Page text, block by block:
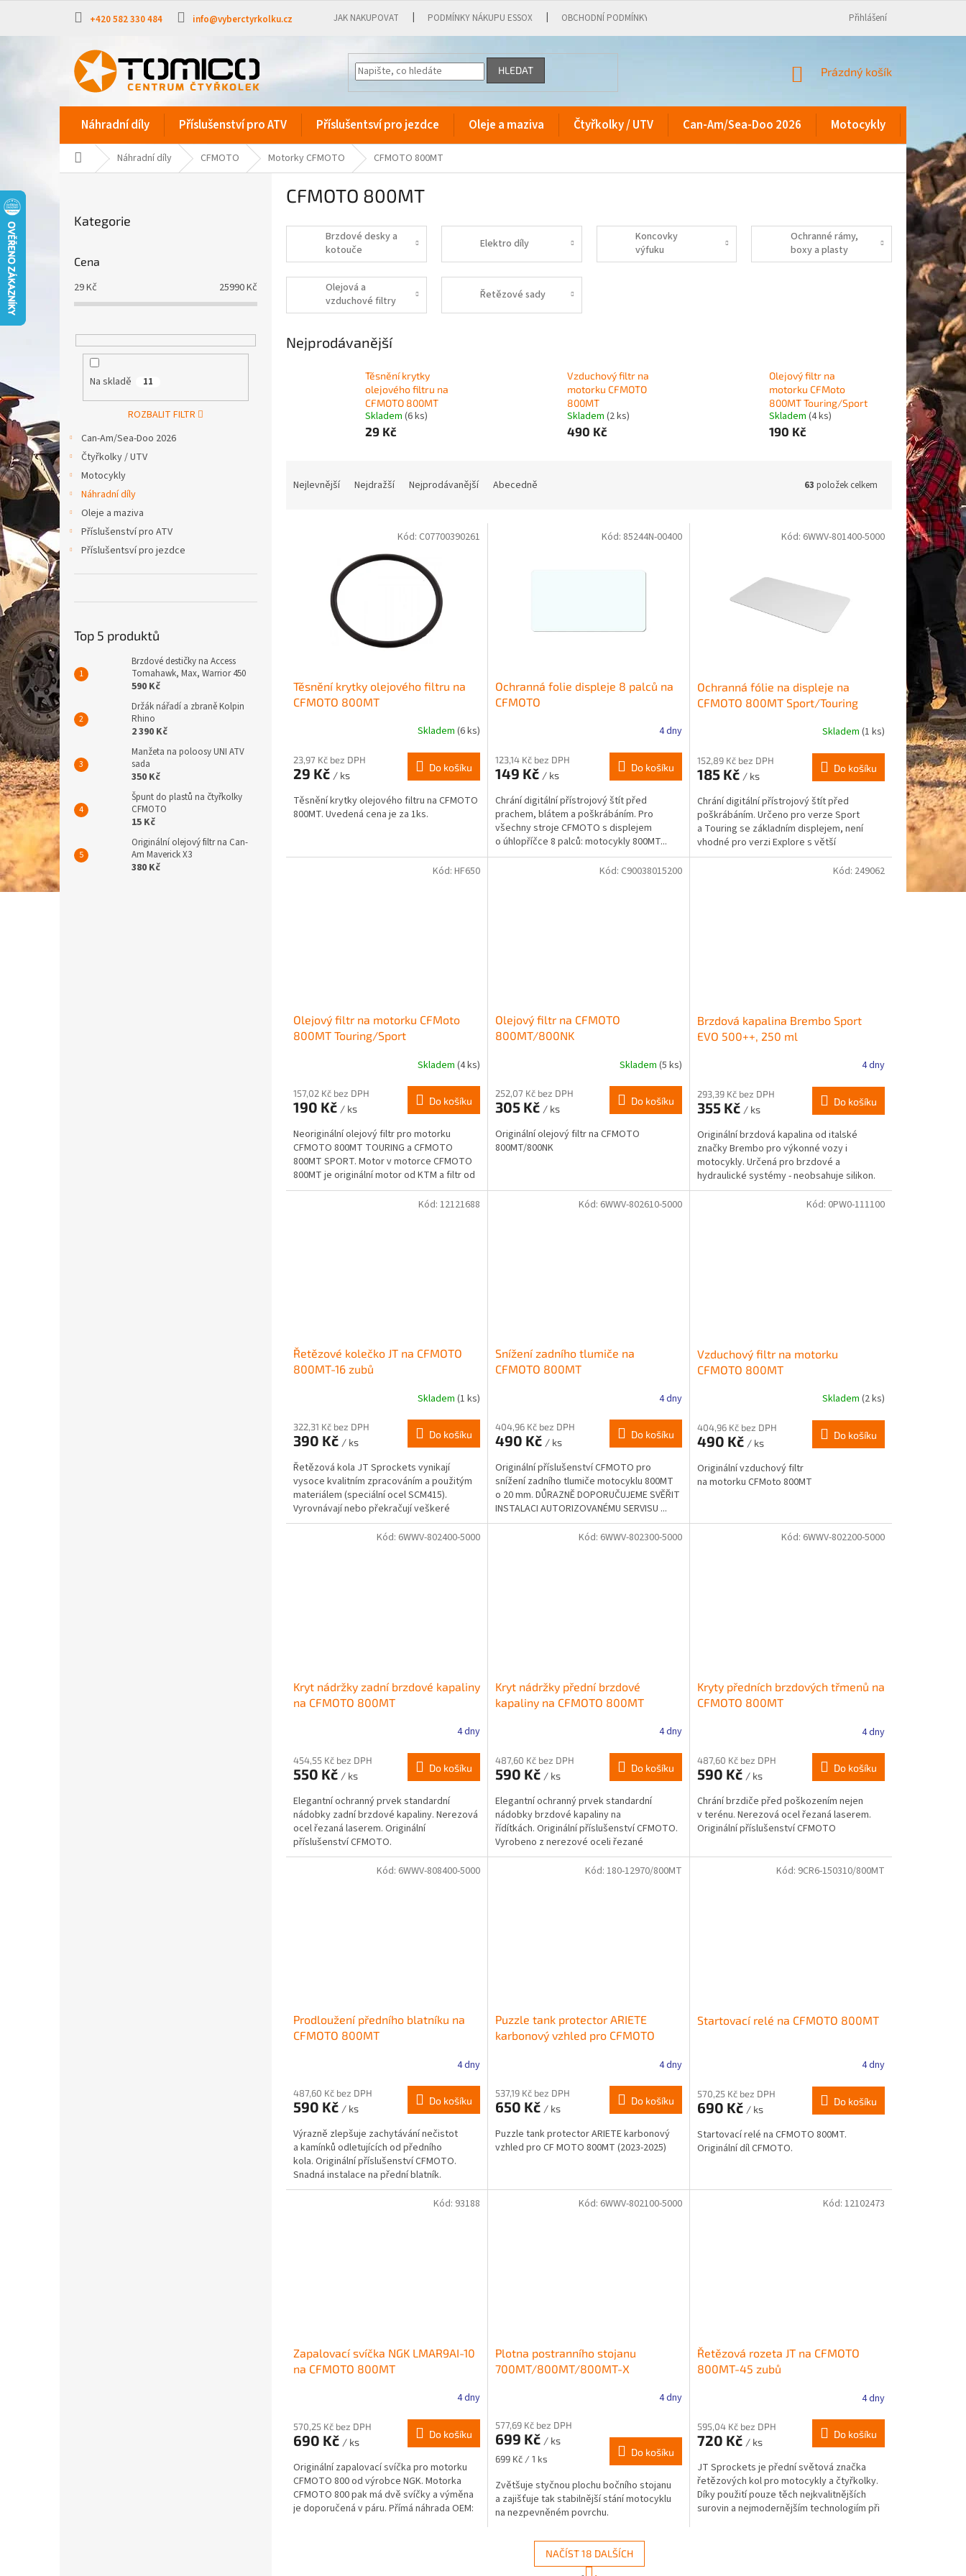
obsah
+420 582 330 484 info@vyberctyrkolku.cz JAK NAKUPOVAT PODMÍNKY NÁKUPU ESSOX OBCHODNÍ PODMÍNKY Přihlášení
HLEDAT
NÁKUPNÍ
Prázdný košík
Náhradní díly Příslušenství pro ATV Příslušentsví pro jezdce Oleje a maziva Čtyřkolky / UTV Can-Am/Sea-Doo 2026 Motocykly
Domů Náhradní díly CFMOTO Motorky CFMOTO CFMOTO 800MT
kategorie
Kategorie
Cena
29Kč 25990Kč
Na skladě 11
ROZBALIT FILTR
Can-Am/Sea-Doo 2026
Čtyřkolky / UTV
Motocykly
Náhradní díly
Oleje a maziva
Příslušenství pro ATV
Příslušentsví pro jezdce
Top 5 produktů
Brzdové destičky na Access
Tomahawk, Max, Warrior 450
590 Kč
Držák nářadí a zbraně Kolpin
Rhino
2 390 Kč
Manžeta na poloosy UNI ATV
sada
350 Kč
Špunt do plastů na čtyřkolky
CFMOTO
15 Kč
Originální olejový filtr na Can-
Am Maverick X3
380 Kč
CFMOTO 800MT
Brzdové desky a
kotouče
Elektro díly
Koncovky
výfuku
Ochranné rámy,
boxy a plasty
Olejová a
vzduchové filtry
Řetězové sady
Nejprodávanější
Těsnění krytky
olejového filtru na
CFMOTO 800MT
Skladem (6 ks)
29 Kč
Vzduchový filtr na
motorku CFMOTO
800MT
Skladem (2 ks)
490 Kč
Olejový filtr na
motorku CFMoto
800MT Touring/Sport
Skladem (4 ks)
190 Kč
Nejlevnější Nejdražší Nejprodávanější Abecedně 63 položek celkem
Těsnění krytky olejového filtru na
CFMOTO 800MT
Skladem (6 ks)
23,97 Kč bez DPH
29 Kč / ks
Do košíku
Těsnění krytky olejového filtru na CFMOTO
800MT. Uvedená cena je za 1ks.
Kód: C07700390261
Ochranná folie displeje 8 palců na
CFMOTO
4 dny
123,14 Kč bez DPH
149 Kč / ks
Do košíku
Chrání digitální přístrojový štít před
prachem, blátem a poškrábáním. Pro
všechny stroje CFMOTO s displejem
o úhlopříčce 8 palců: motocykly 800MT...
Kód: 85244N-00400
Ochranná fólie na displeje na
CFMOTO 800MT Sport/Touring
Skladem (1 ks)
152,89 Kč bez DPH
185 Kč / ks
Do košíku
Chrání digitální přístrojový štít před
poškrábáním. Určeno pro verze Sport
a Touring se základním displejem, není
vhodné pro verzi Explore s větší
dotykovou...
Kód: 6WWV-801400-5000
Olejový filtr na motorku CFMoto
800MT Touring/Sport
Skladem (4 ks)
157,02 Kč bez DPH
190 Kč / ks
Do košíku
Neoriginální olejový filtr pro motorku
CFMOTO 800MT TOURING a CFMOTO
800MT SPORT. Motor v motorce CFMOTO
800MT je originální motor od KTM a filtr od
Hiflo do něj přesně...
Kód: HF650
Olejový filtr na CFMOTO
800MT/800NK
Skladem (5 ks)
252,07 Kč bez DPH
305 Kč / ks
Do košíku
Originální olejový filtr na CFMOTO
800MT/800NK
Kód: C90038015200
Brzdová kapalina Brembo Sport
EVO 500++, 250 ml
4 dny
293,39 Kč bez DPH
355 Kč / ks
Do košíku
Originální brzdová kapalina od italské
značky Brembo pro výkonné vozy i
motocykly. Určená pro brzdové a
hydraulické systémy - neobsahuje silikon.
DOT4
Kód: 249062
Řetězové kolečko JT na CFMOTO
800MT-16 zubů
Skladem (1 ks)
322,31 Kč bez DPH
390 Kč / ks
Do košíku
Řetězová kola JT Sprockets vynikají
vysoce kvalitním zpracováním a použitým
materiálem (speciální ocel SCM415).
Vyrovnávají nebo překračují veškeré
požadavky kladené na tyto...
Kód: 12121688
Snížení zadního tlumiče na
CFMOTO 800MT
4 dny
404,96 Kč bez DPH
490 Kč / ks
Do košíku
Originální příslušenství CFMOTO pro
snížení zadního tlumiče motocyklu 800MT
o 20 mm. DŮRAZNĚ DOPORUČUJEME SVĚŘIT
INSTALACI AUTORIZOVANÉMU SERVISU ...
Kód: 6WWV-802610-5000
Vzduchový filtr na motorku
CFMOTO 800MT
Skladem (2 ks)
404,96 Kč bez DPH
490 Kč / ks
Do košíku
Originální vzduchový filtr
na motorku CFMoto 800MT
Kód: 0PW0-111100
Kryt nádržky zadní brzdové kapaliny
na CFMOTO 800MT
4 dny
454,55 Kč bez DPH
550 Kč / ks
Do košíku
Elegantní ochranný prvek standardní
nádobky zadní brzdové kapaliny. Nerezová
ocel řezaná laserem. Originální
příslušenství CFMOTO.
Kód: 6WWV-802400-5000
Kryt nádržky přední brzdové
kapaliny na CFMOTO 800MT
4 dny
487,60 Kč bez DPH
590 Kč / ks
Do košíku
Elegantní ochranný prvek standardní
nádobky brzdové kapaliny na
řídítkách. Originální příslušenství CFMOTO.
Vyrobeno z nerezové oceli řezané
laserem.
Kód: 6WWV-802300-5000
Kryty předních brzdových třmenů na
CFMOTO 800MT
4 dny
487,60 Kč bez DPH
590 Kč / ks
Do košíku
Chrání brzdiče před poškozením nejen
v terénu. Nerezová ocel řezaná laserem.
Originální příslušenství CFMOTO
Kód: 6WWV-802200-5000
Prodloužení předního blatníku na
CFMOTO 800MT
4 dny
487,60 Kč bez DPH
590 Kč / ks
Do košíku
Výrazně zlepšuje zachytávání nečistot
a kamínků odletujících od předního
kola. Originální příslušenství CFMOTO.
Snadná instalace na přední blatník.
Vyrobeno z vysoce...
Kód: 6WWV-808400-5000
Puzzle tank protector ARIETE
karbonový vzhled pro CFMOTO
4 dny
537,19 Kč bez DPH
650 Kč / ks
Do košíku
Puzzle tank protector ARIETE karbonový
vzhled pro CF MOTO 800MT (2023-2025)
Kód: 180-12970/800MT
Startovací relé na CFMOTO 800MT
4 dny
570,25 Kč bez DPH
690 Kč / ks
Do košíku
Startovací relé na CFMOTO 800MT.
Originální díl CFMOTO.
Kód: 9CR6-150310/800MT
Zapalovací svíčka NGK LMAR9AI-10
na CFMOTO 800MT
4 dny
570,25 Kč bez DPH
690 Kč / ks
Do košíku
Originální zapalovací svíčka pro motorku
CFMOTO 800 od výrobce NGK. Motorka
CFMOTO 800 pak má dvě svíčky a výměna
je doporučená v páru. Přímá náhrada OEM:
Kód: 93188
Plotna postranního stojanu
700MT/800MT/800MT-X
4 dny
577,69 Kč bez DPH
699 Kč / ks
Měrná
699 Kč / 1 ks
Do košíku
Zvětšuje styčnou plochu bočního stojanu
a zajišťuje tak stabilnější stání motocyklu
na nezpevněném povrchu.
Kód: 6WWV-802100-5000
Řetězová rozeta JT na CFMOTO
800MT-45 zubů
4 dny
595,04 Kč bez DPH
720 Kč / ks
Do košíku
JT Sprockets je přední světová značka
řetězových kol pro motocykly a čtyřkolky.
Díky použití pouze těch nejkvalitnějších
surovin a nejmodernějším technologiím při
Kód: 12102473
NAČÍST 18 DALŠÍCH
S